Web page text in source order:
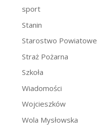
sport
Stanin
Starostwo Powiatowe
Straż Pożarna
Szkoła
Wiadomości
Wojcieszków
Wola Mysłowska